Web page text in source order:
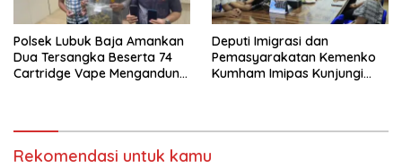
Polsek Lubuk Baja Amankan
Dua Tersangka Beserta 74
Cartridge Vape Mengandung
Deputi Imigrasi dan
Pemasyarakatan Kemenko
Kumham Imipas Kunjungi
Rekomendasi untuk kamu